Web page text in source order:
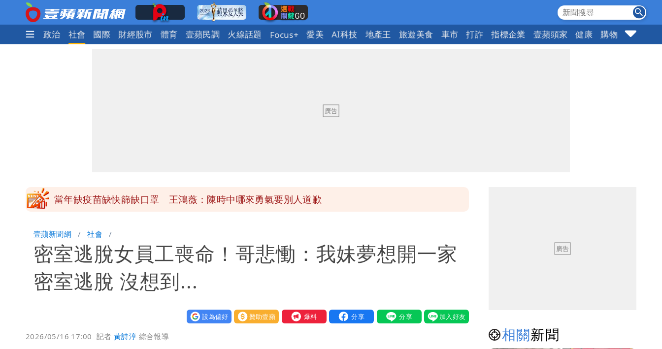
生活 政治 社會 國際 財經股市 體育 壹蘋民調 火線話題 Focus+ 愛美 AI科技 地產王 旅遊美食 車市 打詐 指標企業 壹蘋頭家 健康 購物 女神
當年缺疫苗缺快篩缺口罩 王鴻薇：陳時中哪來勇氣要別人道歉
慈濟買BNT遭詐10億元 蔡英文：政府很多謹慎判斷當時未被理解
抄襲造假當上劍橋大學教授 神鬼級履歷「攏係假」
壹蘋新聞網 社會
密室逃脫女員工喪命！哥悲慟：我妹夢想開一家
密室逃脫 沒想到...
設為偏好 贊助壹蘋 我要爆料
2026/05/16 17:00 記者黃詩淳 綜合報導 相關新聞